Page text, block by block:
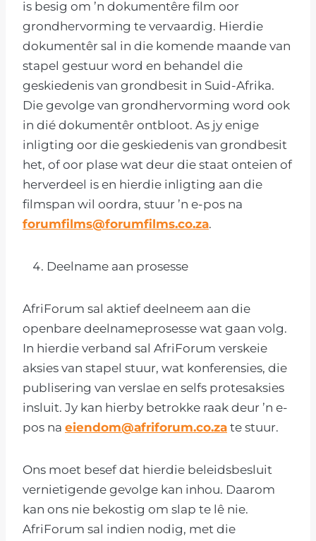
is besig om ’n dokumentêre film oor
grondhervorming te vervaardig. Hierdie
dokumentêr sal in die komende maande van
stapel gestuur word en behandel die
geskiedenis van grondbesit in Suid-Afrika.
Die gevolge van grondhervorming word ook
in dié dokumentêr ontbloot. As jy enige
inligting oor die geskiedenis van grondbesit
het, of oor plase wat deur die staat onteien of
herverdeel is en hierdie inligting aan die
filmspan wil oordra, stuur ’n e-pos na
forumfilms@forumfilms.co.za.
Deelname aan prosesse
AfriForum sal aktief deelneem aan die
openbare deelnameprosesse wat gaan volg.
In hierdie verband sal AfriForum verskeie
aksies van stapel stuur, wat konferensies, die
publisering van verslae en selfs protesaksies
insluit. Jy kan hierby betrokke raak deur ’n e-
pos na eiendom@afriforum.co.za te stuur.
Ons moet besef dat hierdie beleidsbesluit
vernietigende gevolge kan inhou. Daarom
kan ons nie bekostig om slap te lê nie.
AfriForum sal indien nodig, met die